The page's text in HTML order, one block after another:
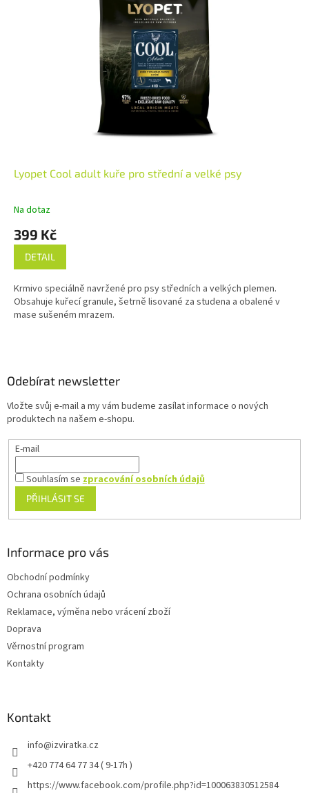
Lyopet Cool adult kuře pro střední a velké psy
Na dotaz
399 Kč
DETAIL
Krmivo speciálně navržené pro psy středních a velkých plemen.
Obsahuje kuřecí granule, šetrně lisované za studena a obalené v
mase sušeném mrazem.
Odebírat newsletter
Vložte svůj e-mail a my vám budeme zasílat informace o nových
produktech na našem e-shopu.
E-mail
Souhlasím sezpracování osobních údajů
PŘIHLÁSIT SE
Informace pro vás
Obchodní podmínky
Ochrana osobních údajů
Reklamace, výměna nebo vrácení zboží
Doprava
Věrnostní program
Kontakty
Kontakt
info@izviratka.cz
+420 774 64 77 34 ( 9-17h )
https://www.facebook.com/profile.php?id=100063830512584